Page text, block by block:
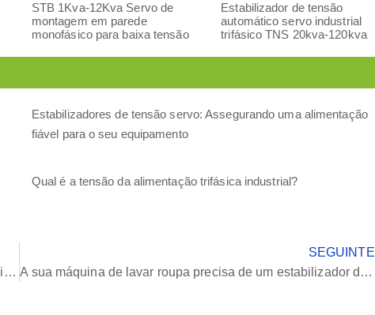
STB 1Kva-12Kva Servo de
montagem em parede
monofásico para baixa tensão
Estabilizador de tensão
automático servo industrial
trifásico TNS 20kva-120kva
Estabilizadores de tensão servo: Assegurando uma alimentação
fiável para o seu equipamento
Qual é a tensão da alimentação trifásica industrial?
Como resolver problemas de baixa tensão em casa: Um guia completo
SEGUINTE
A sua máquina de lavar roupa precisa de um estabilizador de tensão? Principais benefícios e guia de compra